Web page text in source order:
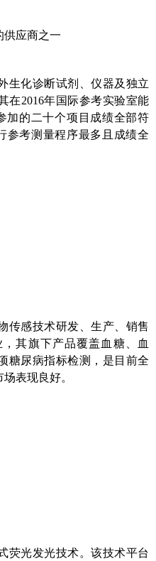
供应商之一
生化诊断试剂、仪器及独立
在2016年国际参考实验室能
加的二十个项目成绩全部符
参考测量程序最多且成绩全
传感技术研发、生产、销售
其旗下产品覆盖血糖、血
糖尿病指标检测，是目前全
表现良好。
荧光发光技术。该技术平台